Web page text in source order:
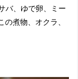
バ、ゆで卵、ミー
の煮物、オクラ、